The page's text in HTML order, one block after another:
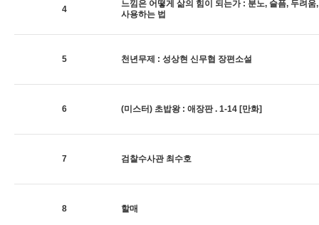
4
느낌은 어떻게 삶의 힘이 되는가 : 분노, 슬픔, 두려
사용하는 법
5 천년무제 : 성상현 신무협 장편소설
6 (미스터) 초밥왕 : 애장판 . 1-14 [만화]
7 검찰수사관 최수호
8 할매